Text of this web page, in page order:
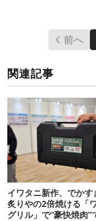
前へ
関連記事
イワタニ新作、でかす
炙りやの2倍焼ける「
グリル」で“豪快焼肉”